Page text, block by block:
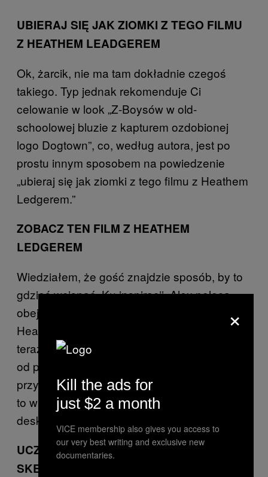
UBIERAJ SIĘ JAK ZIOMKI Z TEGO FILMU
Z HEATHEM LEADGEREM
Ok, żarcik, nie ma tam dokładnie czegoś
takiego. Typ jednak rekomenduje Ci
celowanie w look „Z-Boysów w old-
schoolowej bluzie z kapturem ozdobionej
logo Dogtown”, co, według autora, jest po
prostu innym sposobem na powiedzenie
„ubieraj się jak ziomki z tego filmu z Heathem
Ledgerem.”
ZOBACZ TEN FILM Z HEATHEM
LEDGEREM
Wiedziałem, że gość znajdzie sposób, by to
gdzieś wcisnąć. Ku inspiracji, Alex poleca
obejrzenie
Heathem Ledgerem z 2005 roku. Czy każdy
teraz ogląda hollywoodzkie hity z lśniącymi
od potu półnagimi ogierami robiącymi sobie
przy basenie serowe kanapki z grilla (chyba
to właśnie tam się dzieje?) przed pójściem na
deskę? Jestem trochę do tyłu?
UCZ SIĘ OD GOŚCIA, KTÓRY
SKEJTOWAŁ KIEDYŚ W SEA WORLD
×
Kill the ads for
just $2 a month
VICE membership also gives you access to
our very best writing and exclusive new
documentaries.